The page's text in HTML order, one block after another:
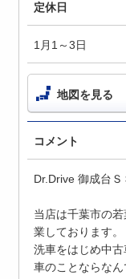
定休日
1月1～3日
地図を見る
コメント
Dr.Drive 御成台
当店は千葉市の
業しております。
洗車をはじめ中
車のことならなん